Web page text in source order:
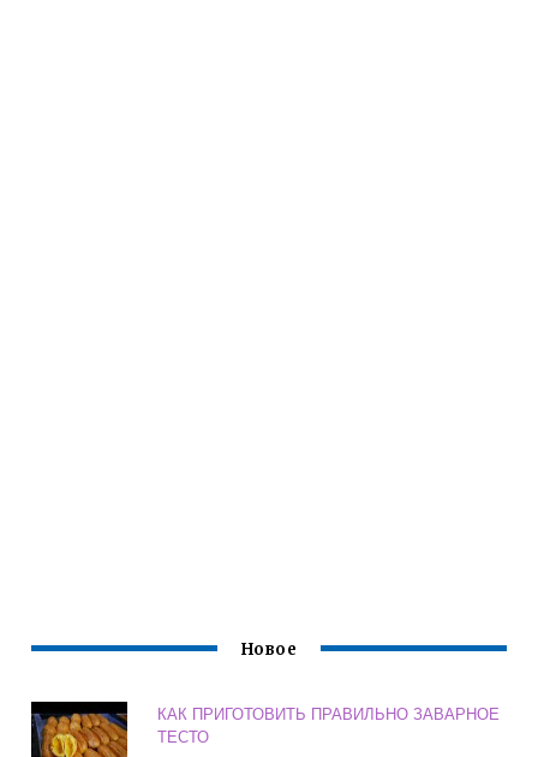
Новое
КАК ПРИГОТОВИТЬ ПРАВИЛЬНО ЗАВАРНОЕ
ТЕСТО